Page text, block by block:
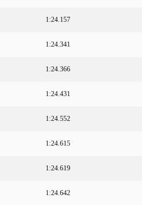
1:24.157
1:24.341
1:24.366
1:24.431
1:24.552
1:24.615
1:24.619
1:24.642